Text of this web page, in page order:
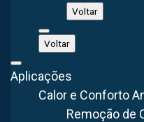
Voltar
Voltar
Aplicações
Calor e Conforto
Remoção de
Brasfaiberdimensiona
para as condições
considerando o tipo de
características do ambiente.
Aplicações do